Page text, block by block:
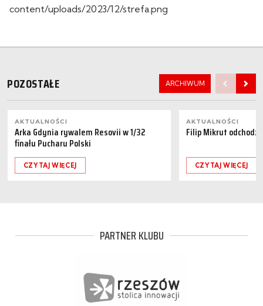
content/uploads/2023/12/strefa.png
POZOSTAŁE ARCHIWUM
AKTUALNOŚCI
Arka Gdynia rywalem Resovii w 1/32
finału Pucharu Polski
CZYTAJ WIĘCEJ
AKTUALNOŚCI
Filip Mikrut
CZYTAJ WIĘCEJ
PARTNER KLUBU